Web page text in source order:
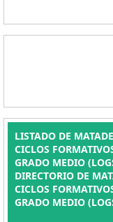
LISTADO DE
CICLOS
GRADO MEDIO
DIRECTORIO DE
CICLOS
GRADO MEDIO